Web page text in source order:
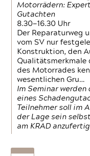
Motorrädern:
Gutachten
8.30—16.30 Uhr
Der Reparaturweg
vom SV nur
Konstruktion, den
Qualitätsmerkmale
des Motorrades
wesentlichen Gru…
Im Seminar
eines
Teilnehmer soll im
der Lage sein
am KRAD